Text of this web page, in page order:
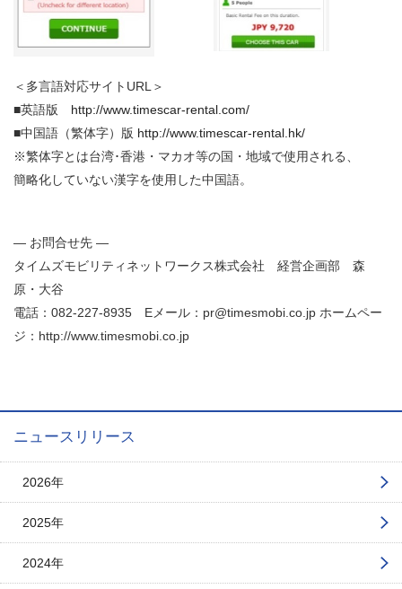
＜多言語対応サイトURL＞
■英語版 http://www.timescar-rental.com/
■中国語（繁体字）版 http://www.timescar-rental.hk/
※繁体字とは台湾･香港・マカオ等の国・地域で使用される、
簡略化していない漢字を使用した中国語。
― お問合せ先 ―
タイムズモビリティネットワークス株式会社 経営企画部 森
原・大谷
電話：082-227-8935 Eメール：pr@timesmobi.co.jp ホームペー
ジ：http://www.timesmobi.co.jp
ニュースリリース
2026年
2025年
2024年